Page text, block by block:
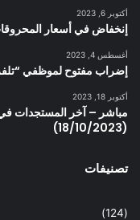
أكتوبر 6, 2023
إنخفاض في أسعار
أغسطس 4, 2023
إضراب مفتوح لموظفي
أكتوبر 18, 2023
مباشر – آخر المستجدات
(18/10/2023)
تصنيفات
(124)